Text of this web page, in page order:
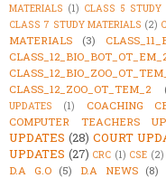
MATERIALS (1) CLASS 5 STUDY
CLASS 7 STUDY MATERIALS (2)
MATERIALS
(3)
CLASS_12_ZOO_OT_TEM_2
UPDATES
(1) COACHING
COMPUTER TEACHERS
UPDATES (28) COURT
UPDATES (27) CRC (1) CSE (2)
D.A G.O (5) D.A NEWS (8)